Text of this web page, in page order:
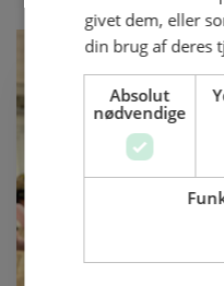
givet dem, eller
din brug af deres
Absolut
nødvendige